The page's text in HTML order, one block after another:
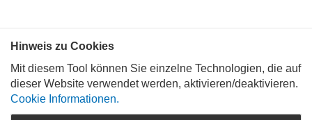
Hinweis zu Cookies
Mit diesem Tool können Sie einzelne Technologien, die auf
dieser Website verwendet werden, aktivieren/deaktivieren.
Cookie Informationen.